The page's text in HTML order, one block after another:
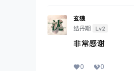
玄狼
结丹期
Lv2
非常感谢
0 0